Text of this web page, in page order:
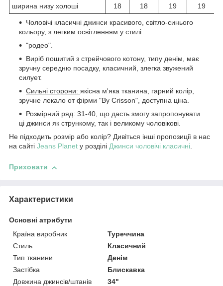
ширина низу холоші 18 18 19 19
Чоловічі класичні джинси красивого, світло-синього
кольору, з легким освітленням у стилі
"родео".
Виріб пошитий з стрейчового котону, типу денім, має
зручну середню посадку, класичний, злегка звужений
силует.
Сильні сторони: якісна м'яка тканина, гарний колір,
зручне лекало от фірми "By Crisson", доступна ціна.
Розмірний ряд: 31-40, що дасть змогу запропонувати
ці джинси як стрункому, так і великому чоловікові.
Не підходить розмір або колір? Дивіться інші пропозиції в нас
на сайті Jeans Planet у розділі Джинси чоловічі класичні.
Приховати
Характеристики
Основні атрибути
Країна виробник
Туреччина
Стиль
Класичний
Тип тканини
Денім
Застібка
Блискавка
Довжина джинсів/штанів
34"